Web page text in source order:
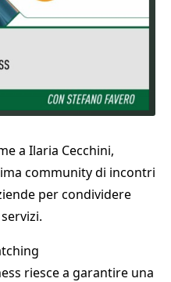
a Ilaria Cecchini,
community di incontri
per condividere
riesce a garantire una